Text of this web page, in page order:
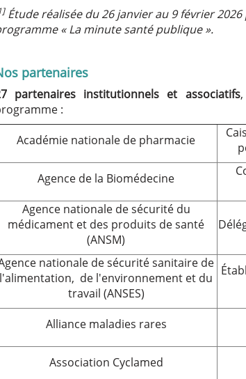
Family
Resetrestore all settings to the default values
Close Modal Dialog
of dialog window.
Étude réalisée du 26 janvier au 9 février
« La minute santé publique ».
partenaires
partenaires institutionnels et associatifs
:
Académie nationale de pharmacie
Agence de la Biomédecine
Agence nationale de sécurité du
médicament et des produits de santé
(ANSM)
nationale de sécurité sanitaire de
l'alimentation, de l'environnement et du
travail (ANSES)
Alliance maladies rares
Association Cyclamed